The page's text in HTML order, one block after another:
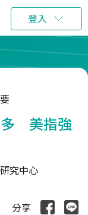
登入
多 美指強
究中心
分享